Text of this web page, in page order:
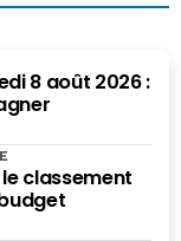
8 août 2026 :
classement